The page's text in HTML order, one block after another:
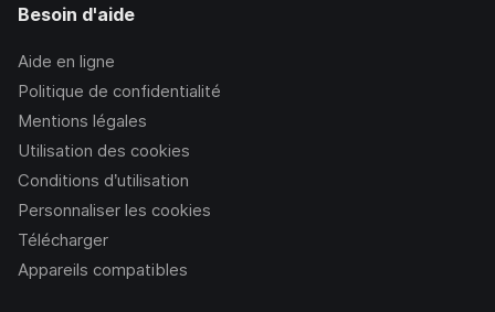
Besoin d'aide
Aide en ligne
Politique de confidentialité
Mentions légales
Utilisation des cookies
Conditions d’utilisation
Personnaliser les cookies
Télécharger
Appareils compatibles